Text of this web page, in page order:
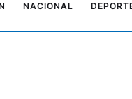
NACIONAL